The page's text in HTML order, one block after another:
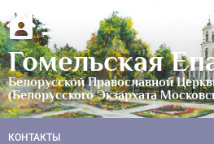
Гомельская
Белорусской Православной
(Белорусского Экзархата
КОНТАКТЫ